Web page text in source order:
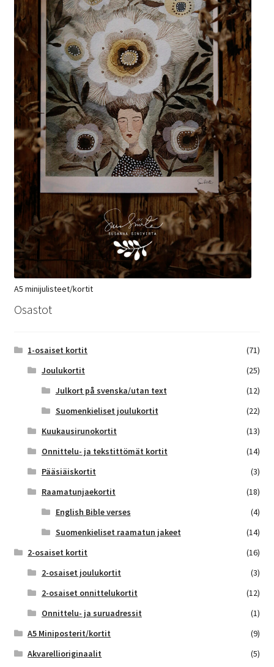
A5 minijulisteet/kortit
Osastot
1-osaiset kortit
(71)
Joulukortit
(25)
Julkort på svenska/utan text
(12)
Suomenkieliset joulukortit
(22)
Kuukausirunokortit
(13)
Onnittelu- ja tekstittömät kortit
(14)
Pääsiäiskortit
(3)
Raamatunjaekortit
(18)
English Bible verses
(4)
Suomenkieliset raamatun jakeet
(14)
2-osaiset kortit
(16)
2-osaiset joulukortit
(3)
2-osaiset onnittelukortit
(12)
Onnittelu- ja suruadressit
(1)
A5 Miniposterit/kortit
(9)
Akvarellioriginaalit
(5)